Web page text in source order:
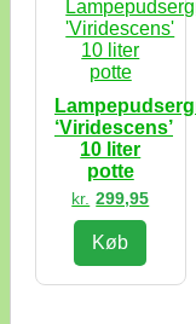
‘Viridescens’
10 liter
potte
kr. 299,95
Køb